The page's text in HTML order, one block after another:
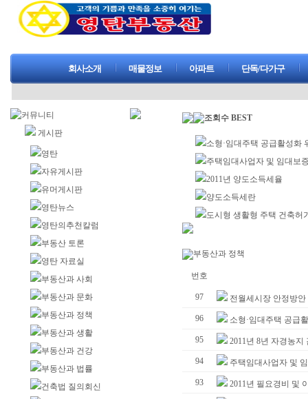
회사소개 매물정보 아파트 단독/다가구
커뮤니티
게시판
영탄
자유게시판
유머게시판
영탄뉴스
영탄의추천칼럼
부동산 토론
영탄 자료실
부동산과 사회
부동산과 문화
부동산과 정책
부동산과 생활
부동산과 건강
부동산과 법률
건축법 질의회신
조회수 BEST
소형·임대주택 공급활성화
주택임대사업자 및 임대보
2011년 양도소득세율
양도소득세란
도시형 생활형 주택 건축허
부동산과 정책
번호
97 전월세시장 안정방안
96 소형·임대주택 공급
95 2011년 8년 자경농지
94 주택임대사업자 및
93 2011년 필요경비 및